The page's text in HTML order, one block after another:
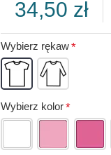
34,50 zł
Wybierz rękaw
Wybierz kolor